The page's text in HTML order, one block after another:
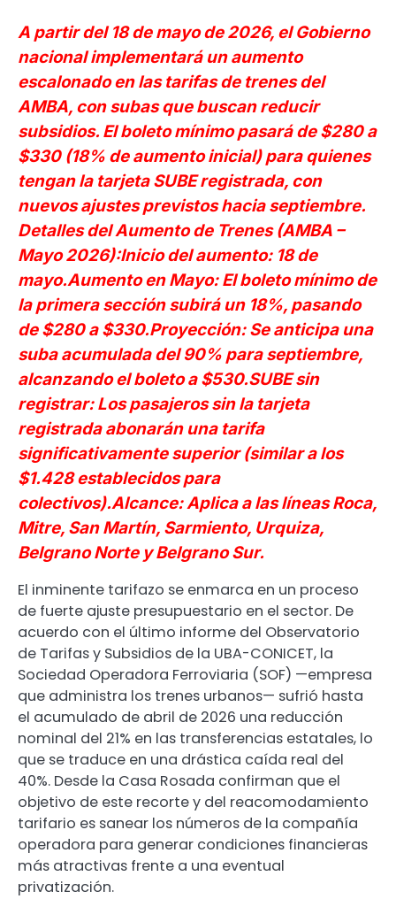
A partir del 18 de mayo de 2026, el Gobierno
nacional implementará un aumento
escalonado en las tarifas de trenes del
AMBA, con subas que buscan reducir
subsidios. El boleto mínimo pasará de $280 a
$330 (18% de aumento inicial) para quienes
tengan la tarjeta SUBE registrada, con
nuevos ajustes previstos hacia septiembre.
Detalles del Aumento de Trenes (AMBA –
Mayo 2026):Inicio del aumento: 18 de
mayo.Aumento en Mayo: El boleto mínimo de
la primera sección subirá un 18%, pasando
de $280 a $330.Proyección: Se anticipa una
suba acumulada del 90% para septiembre,
alcanzando el boleto a $530.SUBE sin
registrar: Los pasajeros sin la tarjeta
registrada abonarán una tarifa
significativamente superior (similar a los
$1.428 establecidos para
colectivos).Alcance: Aplica a las líneas Roca,
Mitre, San Martín, Sarmiento, Urquiza,
Belgrano Norte y Belgrano Sur.
El inminente tarifazo se enmarca en un proceso
de fuerte ajuste presupuestario en el sector. De
acuerdo con el último informe del Observatorio
de Tarifas y Subsidios de la UBA-CONICET, la
Sociedad Operadora Ferroviaria (SOF) —empresa
que administra los trenes urbanos— sufrió hasta
el acumulado de abril de 2026 una reducción
nominal del 21% en las transferencias estatales, lo
que se traduce en una drástica caída real del
40%. Desde la Casa Rosada confirman que el
objetivo de este recorte y del reacomodamiento
tarifario es sanear los números de la compañía
operadora para generar condiciones financieras
más atractivas frente a una eventual
privatización.